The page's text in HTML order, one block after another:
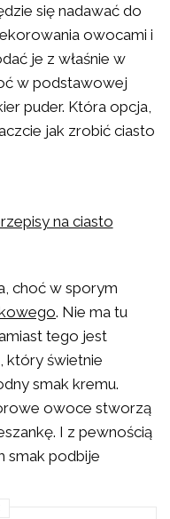
się nadawać do
owocami i
je z właśnie w
w podstawowej
puder. Która opcja,
jak zrobić ciasto
na ciasto
choć w sporym
. Nie ma tu
tego jest
który świetnie
smak kremu.
owoce stworzą
I z pewnością
smak podbije